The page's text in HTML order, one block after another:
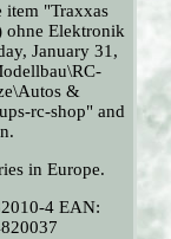
item "Traxxas
ohne Elektronik
January 31,
&
rc-shop" and
in Europe.
4 EAN: